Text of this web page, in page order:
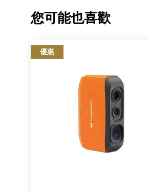
您可能也喜歡
優惠